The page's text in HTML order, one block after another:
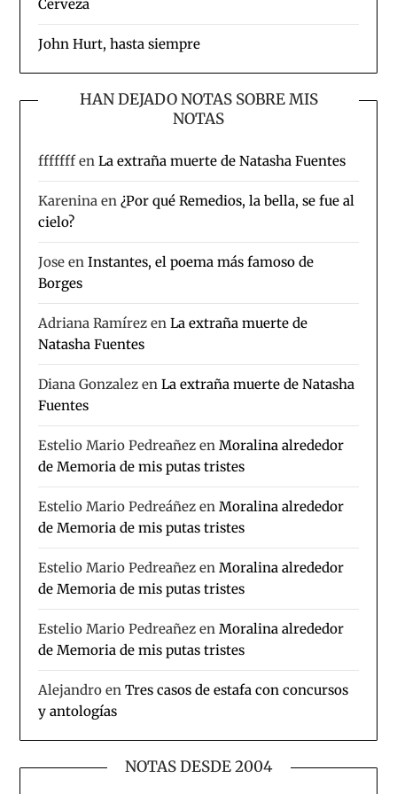
Cerveza
John Hurt, hasta siempre
HAN DEJADO NOTAS SOBRE MIS
NOTAS
fffffffenLa extraña muerte de Natasha Fuentes
Karenina en¿Por qué Remedios, la bella, se fue al
cielo?
Jose enInstantes, el poema más famoso de
Borges
Adriana Ramírez enLa extraña muerte de
Natasha Fuentes
Diana Gonzalez enLa extraña muerte de Natasha
Fuentes
Estelio Mario Pedreañez enMoralina alrededor
de Memoria de mis putas tristes
Estelio Mario Pedreáñez enMoralina alrededor
de Memoria de mis putas tristes
Estelio Mario Pedreañez enMoralina alrededor
de Memoria de mis putas tristes
Estelio Mario Pedreañez enMoralina alrededor
de Memoria de mis putas tristes
Alejandro enTres casos de estafa con concursos
y antologías
NOTAS DESDE 2004